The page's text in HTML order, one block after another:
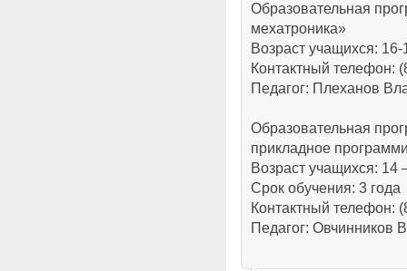
Образовательная
мехатроника»
Возраст учащихся: 16-
Контактный телефон:
Педагог: Плеханов
Образовательная
прикладное
Возраст учащихся: 14
Срок обучения: 3 года
Контактный телефон:
Педагог: Овчинников